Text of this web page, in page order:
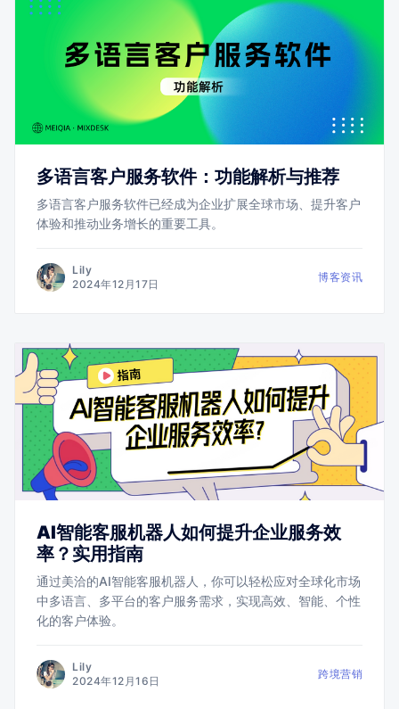
多语言客户服务软件：功能解析与推荐
多语言客户服务软件已经成为企业扩展全球市场、提升客户
体验和推动业务增长的重要工具。
Lily
2024年12月17日
博客资讯
AI智能客服机器人如何提升企业服务效
率？实用指南
通过美洽的AI智能客服机器人，你可以轻松应对全球化市场
中多语言、多平台的客户服务需求，实现高效、智能、个性
化的客户体验。
Lily
2024年12月16日
跨境营销